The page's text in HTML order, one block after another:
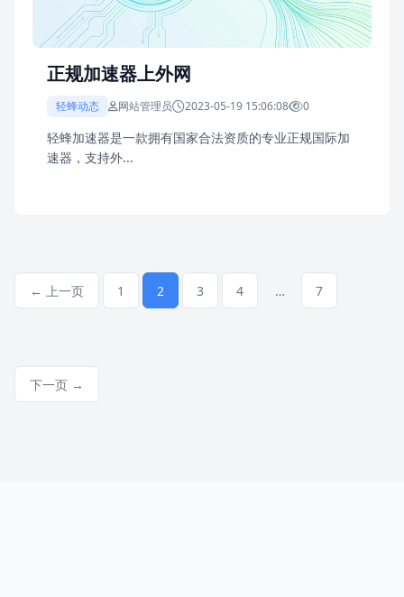
正规加速器上外网
轻蜂动态 网站管理员 2023-05-19 15:06:08 0
轻蜂加速器是一款拥有国家合法资质的专业正规国际加
速器，支持外...
← 上一页 1 2 3 4 … 7
下一页 →